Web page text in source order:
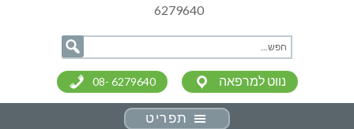
6279640
08- 6279640 נווט למרפאה
תפריט